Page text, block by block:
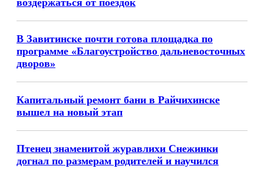
воздержаться от поездок
В Завитинске почти готова площадка по
программе «Благоустройство дальневосточных
дворов»
Капитальный ремонт бани в Райчихинске
вышел на новый этап
Птенец знаменитой журавлихи Снежинки
догнал по размерам родителей и научился